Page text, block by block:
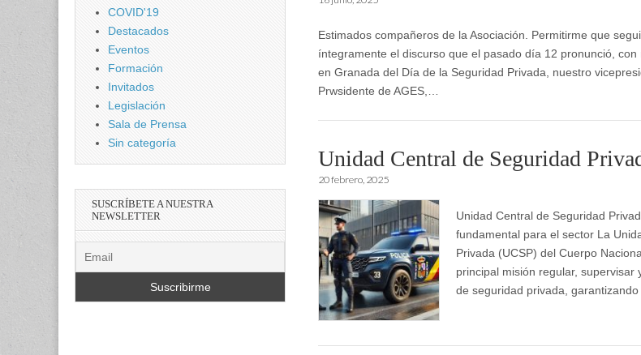
Estimados compañeros de la Asociación. Permitirme que
íntegramente el discurso que el pasado día 12 pronunció, con
en Granada del Día de la Seguridad Privada, nuestro
Prwsidente de AGES,…
Unidad Central de Seguridad
20 febrero, 2025
Unidad Central de Seguridad
fundamental para el sector La
Privada (UCSP) del Cuerpo
principal misión regular, supervisar
de seguridad privada, garantizando
COVID'19
Destacados
Eventos
Formación
Invitados
Legislación
Sala de Prensa
Sin categoría
SUSCRÍBETE A NUESTRA
NEWSLETTER